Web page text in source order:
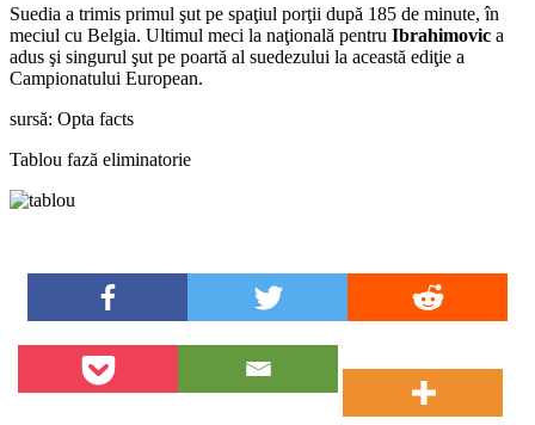
Suedia a trimis primul şut pe spaţiul porţii după 185 de minute, în
meciul cu Belgia. Ultimul meci la naţională pentru Ibrahimovic a
adus şi singurul şut pe poartă al suedezului la această ediţie a
Campionatului European.
sursă: Opta facts
Tablou fază eliminatorie